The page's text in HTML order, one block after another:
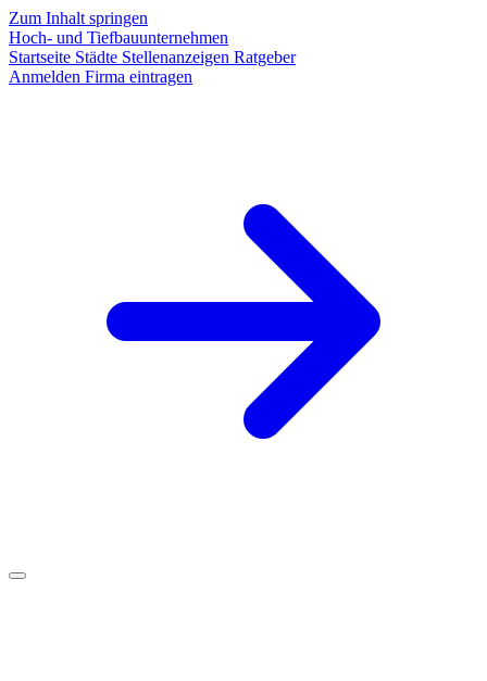
Zum Inhalt springen
Hoch- und Tiefbauunternehmen
Startseite Städte Stellenanzeigen Ratgeber
Anmelden Firma eintragen